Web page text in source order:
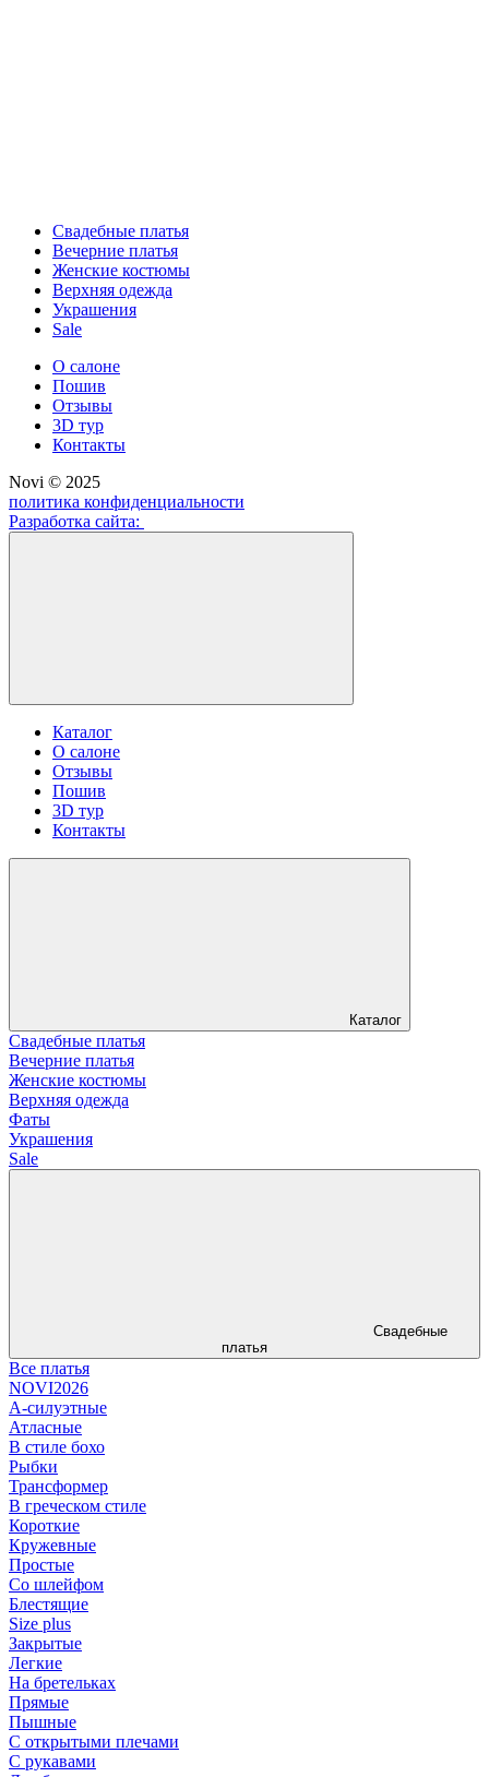
Свадебные платья
Вечерние платья
Женские костюмы
Верхняя одежда
Украшения
Sale
О салоне
Пошив
Отзывы
3D тур
Контакты
Novi © 2025
политика конфиденциальности
Разработка сайта:
Каталог
О салоне
Отзывы
Пошив
3D тур
Контакты
Каталог
Свадебные платья
Вечерние платья
Женские костюмы
Верхняя одежда
Фаты
Украшения
Sale
Свадебные
платья
Все платья
NOVI2026
А-силуэтные
Атласные
В стиле бохо
Рыбки
Трансформер
В греческом стиле
Короткие
Кружевные
Простые
Со шлейфом
Блестящие
Size plus
Закрытые
Легкие
На бретельках
Прямые
Пышные
С открытыми плечами
С рукавами